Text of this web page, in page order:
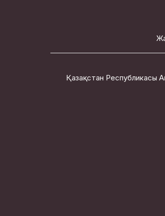
Қазақстан Республикасы